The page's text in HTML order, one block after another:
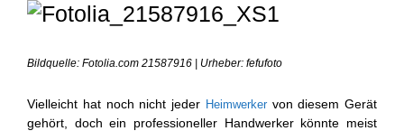
Bildquelle: Fotolia.com 21587916 | Urheber: fefufoto
Vielleicht hat noch nicht jeder Heimwerkervon diesem Gerät
gehört, doch ein professioneller Handwerker könnte meist